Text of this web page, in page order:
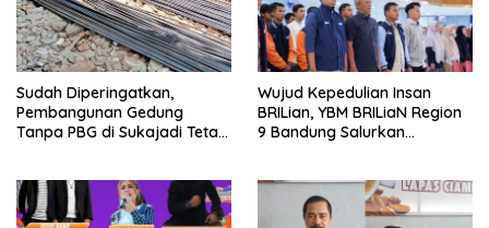
Sudah Diperingatkan,
Pembangunan Gedung
Tanpa PBG di Sukajadi Tetap
Wujud Kepedulian Insan
BRILian, YBM BRILiaN Region
9 Bandung Salurkan
Mahasiswa